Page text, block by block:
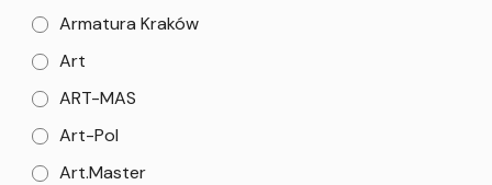
Armatura Kraków
Art
ART-MAS
Art-Pol
Art.Master